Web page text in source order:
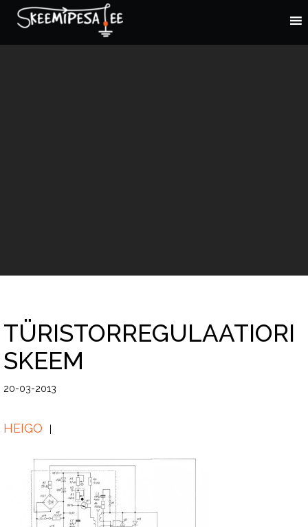
TÜRISTORREGULAATIORI
SKEEM
20-03-2013
HEIGO